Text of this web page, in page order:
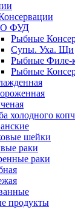
ФУД
Рыбные
Супы. Уха. Щи
Рыбные Филе-
Рыбные
холодного
шейки
раки
раки
продукты